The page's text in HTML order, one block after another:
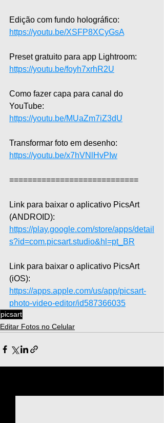
Edição com fundo holográfico:
https://youtu.be/XSFP8XCyGsA
Preset gratuito para app Lightroom:
https://youtu.be/foyh7xrhR2U
Como fazer capa para canal do
YouTube:
https://youtu.be/MUaZm7iZ3dU
Transformar foto em desenho:
https://youtu.be/x7hVNlHvPIw
============================
Link para baixar o aplicativo PicsArt
(ANDROID):
https://play.google.com/store/apps/detail
s?id=com.picsart.studio&hl=pt_BR
Link para baixar o aplicativo PicsArt
(iOS):
https://apps.apple.com/us/app/picsart-
photo-video-editor/id587366035
picsart
Editar Fotos no Celular